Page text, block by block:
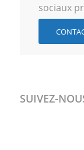
sociaux
SUIVEZ-